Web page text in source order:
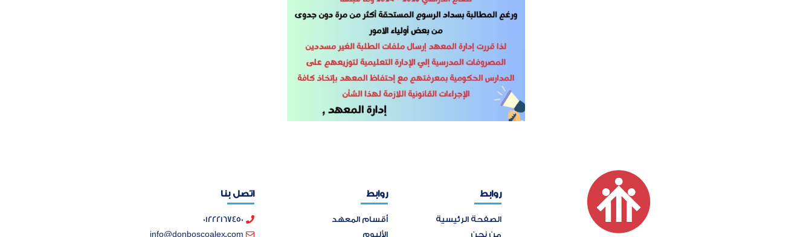
روابط
الصفحة الرئيسية
من نحن
روابط
أقسام المعهد
الألبوم
اتصل بنا
01222167450
info@donboscoalex.com